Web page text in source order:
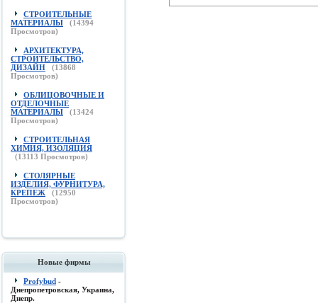
СТРОИТЕЛЬНЫЕ
МАТЕРИАЛЫ
(14394
Просмотров)
АРХИТЕКТУРА,
СТРОИТЕЛЬСТВО,
ДИЗАЙН
(13868
Просмотров)
ОБЛИЦОВОЧНЫЕ И
ОТДЕЛОЧНЫЕ
МАТЕРИАЛЫ
(13424
Просмотров)
СТРОИТЕЛЬНАЯ
ХИМИЯ, ИЗОЛЯЦИЯ
(13113 Просмотров)
СТОЛЯРНЫЕ
ИЗДЕЛИЯ, ФУРНИТУРА,
КРЕПЕЖ
(12950
Просмотров)
Новые фирмы
Profybud -
Днепропетровская, Украина,
Днепр.